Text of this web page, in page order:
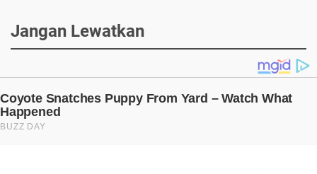
Jangan Lewatkan